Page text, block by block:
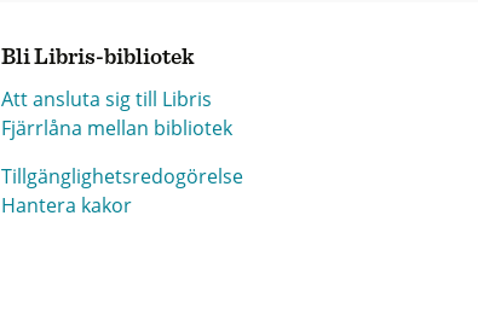
Bli Libris-bibliotek
Att ansluta sig till Libris
Fjärrlåna mellan bibliotek
Tillgänglighetsredogörelse
Hantera kakor